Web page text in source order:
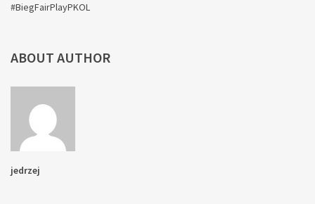
#BiegFairPlayPKOL
ABOUT AUTHOR
jedrzej